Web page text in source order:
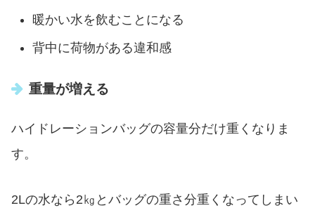
暖かい水を飲むことになる
背中に荷物がある違和感
重量が増える
ハイドレーションバッグの容量分だけ重くなりま
す。
2Lの水なら2㎏とバッグの重さ分重くなってしまい